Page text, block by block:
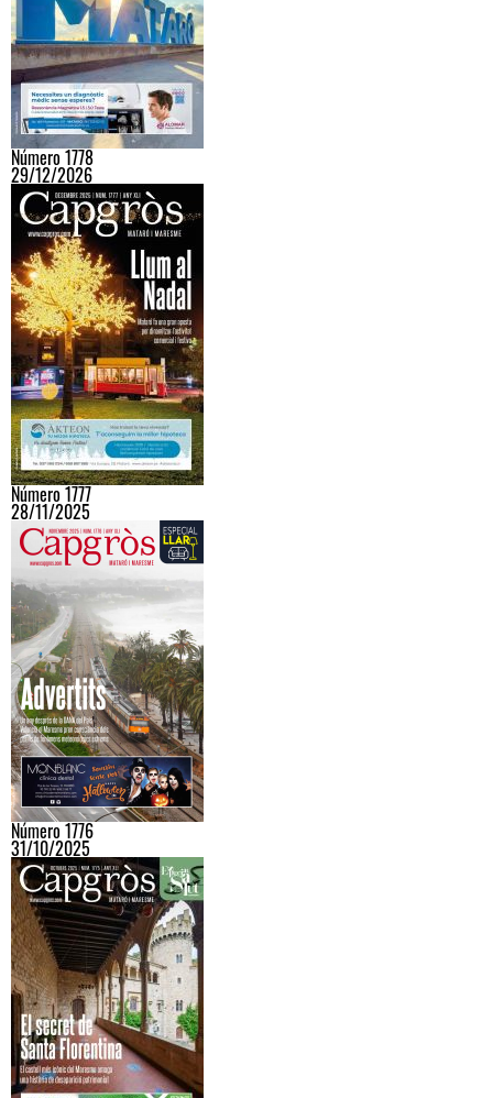
Número 1778
29/12/2026
Número 1777
28/11/2025
Número 1776
31/10/2025